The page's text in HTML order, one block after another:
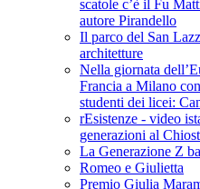
scatole c’è il Fu
autore Pirandello
Il parco del San
architetture
Nella giornata
Francia a Milano
studenti dei licei:
rEsistenze - video
generazioni al
La Generazione Z
Romeo e Giulietta
Premio Giulia